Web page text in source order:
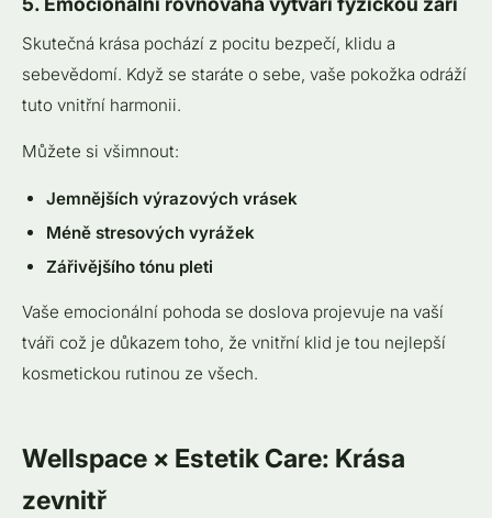
Skutečná krása pochází z pocitu bezpečí, klidu a
sebevědomí. Když se staráte o sebe, vaše pokožka odráží
tuto vnitřní harmonii.
Můžete si všimnout:
Jemnějších výrazových vrásek
Méně stresových vyrážek
Zářivějšího tónu pleti
Vaše emocionální pohoda se doslova projevuje na vaší
tváři což je důkazem toho, že vnitřní klid je tou nejlepší
kosmetickou rutinou ze všech.
Wellspace × Estetik Care: Krása
zevnitř